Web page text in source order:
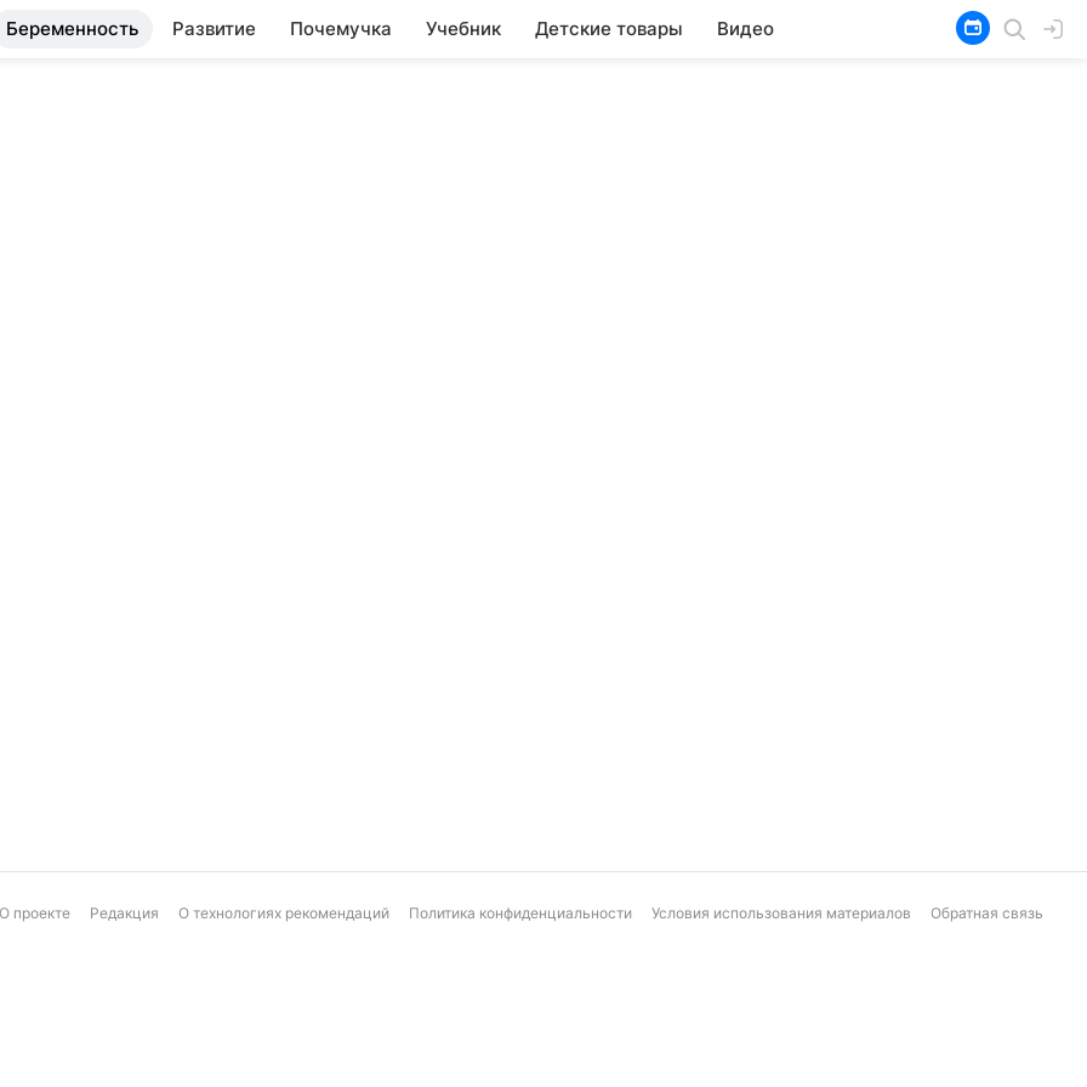
Беременность Развитие Почемучка Учебник Детские товары Видео
О проекте Редакция О технологиях рекомендаций Политика конфиденциальности Условия использования материалов Обратная связь